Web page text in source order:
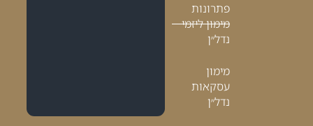
פתרונות
מימון ליזמי
נדל״ן
מימון
עסקאות
נדל״ן